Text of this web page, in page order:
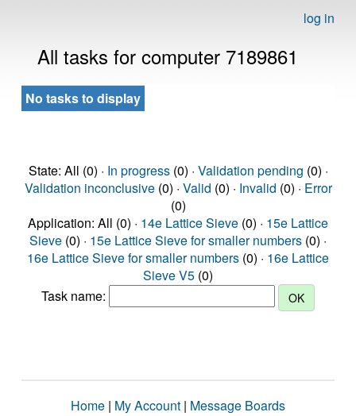
log in
All tasks for computer 7189861
No tasks to display
State: All (0) · In progress(0) · Validation pending (0) ·
Validation inconclusive(0) · Valid (0) · Invalid (0) · Error
(0)
Application: All (0) · 14e Lattice Sieve (0) · 15e Lattice
Sieve (0) · 15e Lattice Sieve for smaller numbers (0) ·
16e Lattice Sieve for smaller numbers (0) · 16e Lattice
Sieve V5 (0)
Task name:
Home | My Account | Message Boards